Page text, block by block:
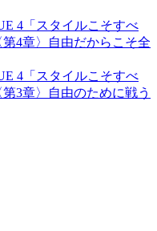
4「スタイルこそすべ
4章〉自由だからこそ全
4「スタイルこそすべ
3章〉自由のために戦う